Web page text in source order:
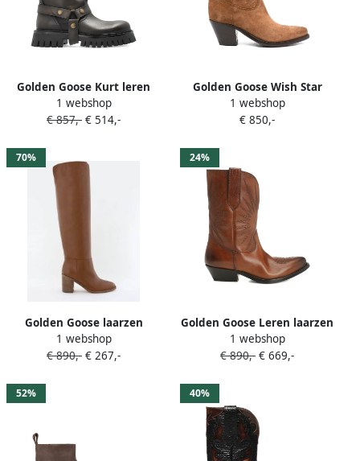
Golden Goose Kurt leren
laarzen met chunky gesp
Bruin
1 webshop
€ 857,- € 514,-
Golden Goose Wish Star
suède laarzen met
borduurwerk Bruin
1 webshop
€ 850,-
70%
Golden Goose laarzen
Vivienne
GWF00547.F005446.55325
1 webshop
€ 890,- € 267,-
24%
Golden Goose Leren laarzen
met geborduurde ster
Bruin
1 webshop
€ 890,- € 669,-
52% 40%